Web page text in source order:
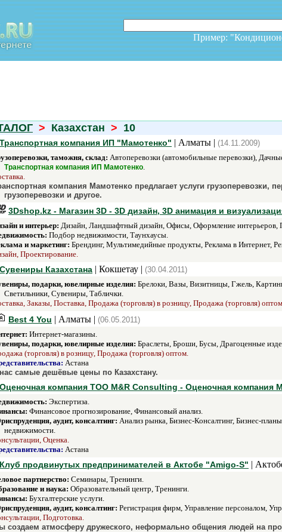
Пример:
> Казахстан > 10
Транспортная компания ИП "Мамотенко" | Алматы | (14.11.2009)
таможня, склад: Автоперевозки (автомобильные перевозки),
Транспортная компания ИП Мамотенко.
компания Мамотенко предлагает услуги грузоперевозки,
грузоперевозки и другое.
3Dshop.kz - Магазин 3D - 3D дизайн, 3D анимация и
и интерьер: Дизайн, Ландшафтный дизайн, Офисы, Оформление интерьеров,
Подбор недвижимости, Таунхаусы.
и маркетинг: Брендинг, Мультимедийные продукты, Реклама в Интернет,
Проектирование.
Сувениры Казахстана | Кокшетау | (30.04.2011)
подарки, ювелирные изделия: Брелоки, Вазы, Визитницы, Гжель,
Светильники, Сувениры, Таблички.
Заказы, Поставка, Продажа (торговля) в розницу, Продажа (торговля)
Best 4 You | Алматы | (06.05.2011)
Интернет-магазины.
подарки, ювелирные изделия: Браслеты, Броши, Бусы, Драгоценные
(торговля) в розницу, Продажа (торговля) оптом.
Астана
самые дешёвые цены по Казахстану.
Оценочная компания ТОО M&R Consulting - Оценочная компания
Экспертиза.
Финансовое прогнозирование, Финансовый анализ.
аудит, консалтинг: Анализ рынка, Бизнес-Консалтинг, Бизнес-
недвижимости.
Оценка.
Астана
Клуб продвинутых предпринимателей в Актобе "Amigo-S" |
партнерство: Семинары, Тренинги.
и наука: Образовательный центр, Тренинги.
Бухгалтерские услуги.
аудит, консалтинг: Регистрация фирм, Управление персоналом,
Подготовка.
создаем атмосферу дружеского, неформально общения людей на